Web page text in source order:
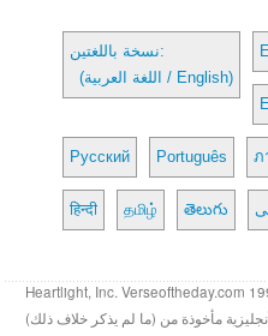
نسخة باللغتين:
(اللغة العربية / English)
Русский Português ภ
हिन्दी தமிழ் తెలుగు
مأخوذة من (ما لم يذكر خلاف ذلك)